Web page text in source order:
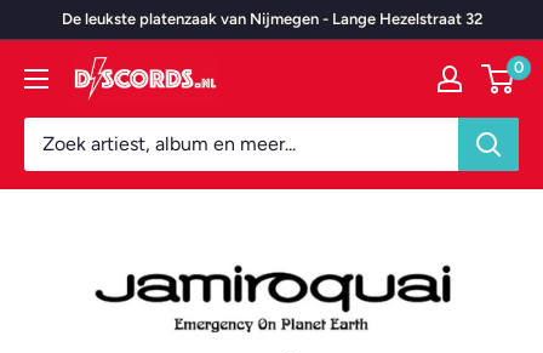
content
De leukste platenzaak van Nijmegen - Lange Hezelstraat 32
Discords.nl 0